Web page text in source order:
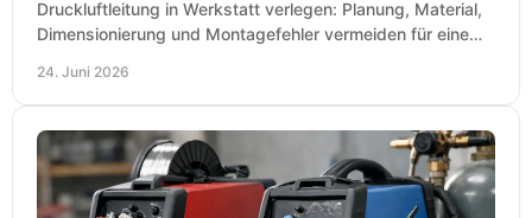
Druckluftleitung in Werkstatt verlegen: Planung, Material,
Dimensionierung und Montagefehler vermeiden für eine
24. Juni 2026